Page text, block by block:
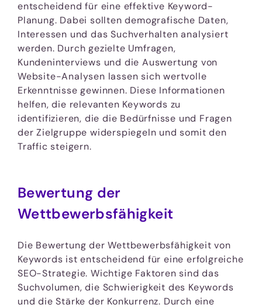
entscheidend für eine effektive Keyword-
Planung. Dabei sollten demografische Daten,
Interessen und das Suchverhalten analysiert
werden. Durch gezielte Umfragen,
Kundeninterviews und die Auswertung von
Website-Analysen lassen sich wertvolle
Erkenntnisse gewinnen. Diese Informationen
helfen, die relevanten Keywords zu
identifizieren, die die Bedürfnisse und Fragen
der Zielgruppe widerspiegeln und somit den
Traffic steigern.
Bewertung der
Wettbewerbsfähigkeit
Die Bewertung der Wettbewerbsfähigkeit von
Keywords ist entscheidend für eine erfolgreiche
SEO-Strategie. Wichtige Faktoren sind das
Suchvolumen, die Schwierigkeit des Keywords
und die Stärke der Konkurrenz. Durch eine